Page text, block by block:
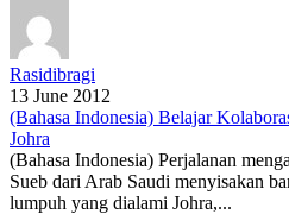
Rasidibragi
13 June 2012
(Bahasa Indonesia) Belajar
Johra
(Bahasa Indonesia) Perjalanan
Sueb dari Arab Saudi menyisakan
lumpuh yang dialami Johra,...